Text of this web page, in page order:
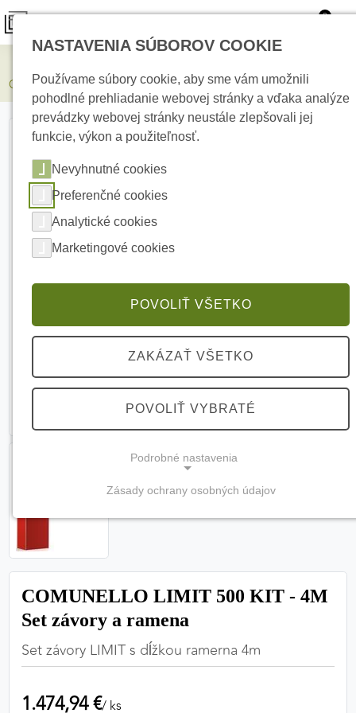
0
COMUNELLO LIMIT 500 KIT - 4M Set závory a ramena
COMUNELLO LIMIT 500 KIT - 4M
Set závory a ramena
Set závory LIMIT s dĺžkou ramerna 4m
1.474,94 €/ ks
NASTAVENIA SÚBOROV COOKIE
Používame súbory cookie, aby sme vám umožnili
pohodlné prehliadanie webovej stránky a vďaka analýze
prevádzky webovej stránky neustále zlepšovali jej
funkcie, výkon a použiteľnosť.
Nevyhnutné cookies
Preferenčné cookies
Analytické cookies
Marketingové cookies
POVOLIŤ VŠETKO
ZAKÁZAŤ VŠETKO
POVOLIŤ VYBRATÉ
Podrobné nastavenia
Tieto cookies sú potrebné na správne fungovanie
zabezpečiť jej plnú funkčnosť.
PREFERENČNÉ COOKIES
Zásady ochrany osobných údajov